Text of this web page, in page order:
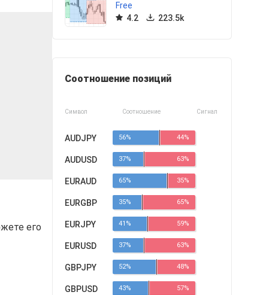
его
Free
4.2
223.5k
Соотношение позиций
Символ Соотношение Сигнал
AUDJPY 56% 44%
AUDUSD 37% 63%
EURAUD 65% 35%
EURGBP 35% 65%
EURJPY 41% 59%
EURUSD 37% 63%
GBPJPY 52% 48%
GBPUSD 43% 57%